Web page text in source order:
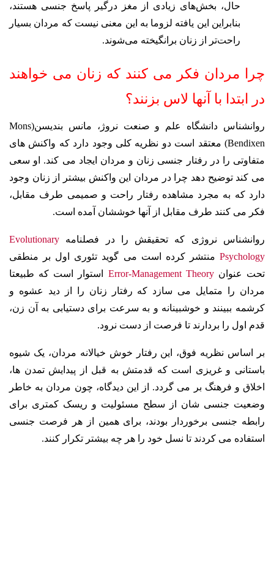
حال، بخش‌های زیادی از مغز درگیر پاسخ جنسی هستند،
بنابراین این یافته لزوما به این معنی نیست که مردان بسیار
راحت‌تر از زنان برانگیخته می‌شوند.
چرا مردان فکر می کنند که زنان می خواهند
در ابتدا با آنها لاس بزنند؟
روانشناس دانشگاه علم و صنعت نروژ، مانس بندیسن(Mons
Bendixen) معتقد است دو نظریه کلی وجود دارد که واکنش های
متفاوتی را در رفتار جنسی زنان و مردان ایجاد می کند. او سعی
می کند توضیح دهد چرا در مردان این واکنش بیشتر از زنان وجود
دارد که به مجرد مشاهده رفتار راحت و صمیمی طرف مقابل،
فکر می کنند طرف مقابل از آنها خوششان آمده است.
روانشناس نروژی که تحقیقش را در فصلنامه Evolutionary
Psychology منتشر کرده است می گوید تئوری اول بر منطقی
تحت عنوانError-Management Theory استوار است که طبیعتا
مردان را متمایل می سازد که رفتار زنان را از دید عشوه و
کرشمه ببینند و خوشبینانه و به سرعت برای دستیابی به آن زن،
قدم اول را بردارند تا فرصت از دست نرود.
بر اساس نظریه فوق، این رفتار خوش خیالانه مردان، یک شیوه
باستانی و غریزی است که قدمتش به قبل از پیدایش تمدن ها،
اخلاق و فرهنگ بر می گردد. از این دیدگاه، چون مردان به خاطر
وضعیت جنسی شان از سطح مسئولیت و ریسک کمتری برای
رابطه جنسی برخوردار بودند، برای همین از هر فرصت جنسی
استفاده می کردند تا نسل خود را هر چه بیشتر تکرار کنند.